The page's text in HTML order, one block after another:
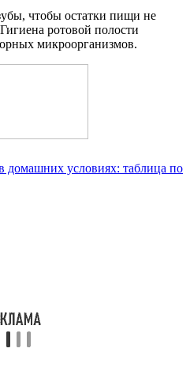
чтобы остатки пищи не
ротовой полости
микроорганизмов.
домашних условиях: таблица по